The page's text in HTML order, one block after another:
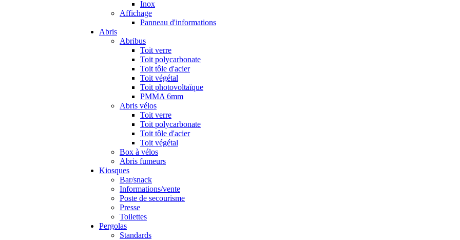
Inox
Affichage
Panneau d'informations
Abris
Abribus
Toit verre
Toit polycarbonate
Toit tôle d'acier
Toit végétal
Toit photovoltaïque
PMMA 6mm
Abris vélos
Toit verre
Toit polycarbonate
Toit tôle d'acier
Toit végétal
Box à vélos
Abris fumeurs
Kiosques
Bar/snack
Informations/vente
Poste de secourisme
Presse
Toilettes
Pergolas
Standards